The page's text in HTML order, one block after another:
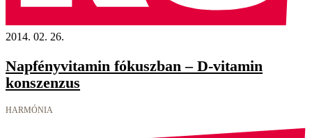
2014. 02. 26.
Napfényvitamin fókuszban – D-vitamin
konszenzus
HARMÓNIA